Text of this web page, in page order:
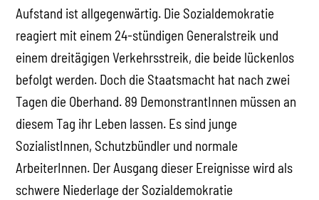
Aufstand ist allgegenwärtig. Die Sozialdemokratie
reagiert mit einem 24-stündigen Generalstreik und
einem dreitägigen Verkehrsstreik, die beide lückenlos
befolgt werden. Doch die Staatsmacht hat nach zwei
Tagen die Oberhand. 89 DemonstrantInnen müssen an
diesem Tag ihr Leben lassen. Es sind junge
SozialistInnen, Schutzbündler und normale
ArbeiterInnen. Der Ausgang dieser Ereignisse wird als
schwere Niederlage der Sozialdemokratie